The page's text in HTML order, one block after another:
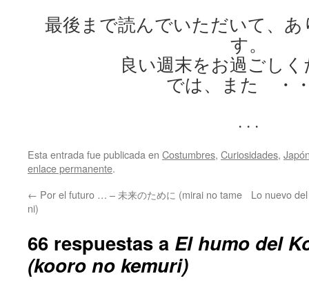
最後まで読んでいただいて、
す。
良い週末をお過ごし
では、また ・
. . .
Esta entrada fue publicada en Costumbres, Curiosidades,
enlace permanente.
← Por el futuro … – 未来のために (mirai no tame
ni)
Lo nuevo
66 respuestas a El humo del
(kooro no kemuri)